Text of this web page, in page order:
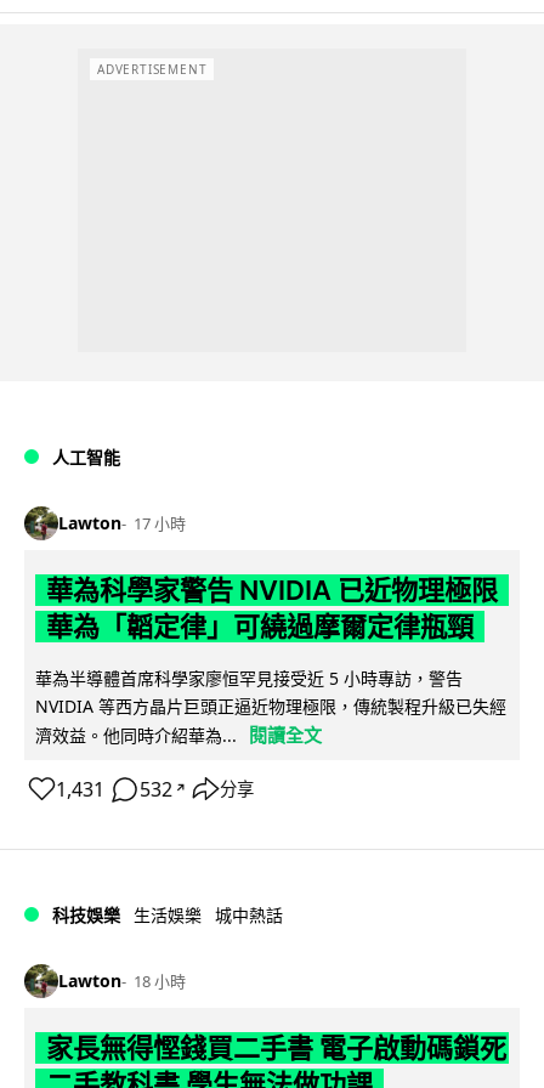
ADVERTISEMENT
人工智能
Lawton 17 小時
華為科學家警告 NVIDIA 已近物理極限
華為「韜定律」可繞過摩爾定律瓶頸
華為半導體首席科學家廖恒罕見接受近 5 小時專訪，警告
NVIDIA 等西方晶片巨頭正逼近物理極限，傳統製程升級已失經
濟效益。他同時介紹華為...
閱讀全文
1,431 532 ↗ 分享
科技娛樂 生活娛樂 城中熱話
Lawton 18 小時
家長無得慳錢買二手書 電子啟動碼鎖死